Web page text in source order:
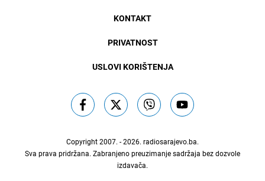
KONTAKT
PRIVATNOST
USLOVI KORIŠTENJA
Copyright 2007. - 2026. radiosarajevo.ba.
Sva prava pridržana. Zabranjeno preuzimanje sadržaja bez dozvole
izdavača.